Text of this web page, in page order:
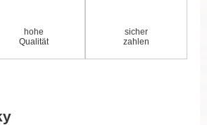
hohe
Qualität
sicher
zahlen